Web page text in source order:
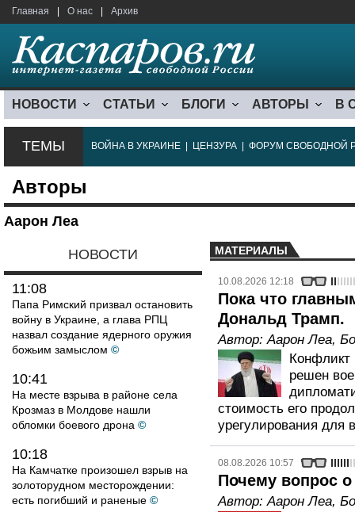
Главная О нас Архив
НОВОСТИ СТАТЬИ БЛОГИ АВТОРЫ В
ТЕМЫ ВОЙНА В УКРАИНЕ ЦЕНЗУРА ФОРУМ СВОБОДНОЙ
Авторы
Аарон Леа
НОВОСТИ
11:08
Папа Римский призвал остановить
войну в Украине, а глава РПЦ
назвал создание ядерного оружия
божьим замыслом ©
10:41
На месте взрыва в районе села
Крозмаз в Молдове нашли
обломки боевого дрона ©
10:18
На Камчатке произошел взрыв на
золоторудном месторождении:
есть погибший и раненые ©
МАТЕРИАЛЫ
10.08.2026 12:18
Пока что
Дональд Трамп.
Автор:Аарон Леа,
Конфликт
решен
стоимость его
урегулирования для
08.08.2026 10:57
Почему вопрос
Автор:Аарон Леа,